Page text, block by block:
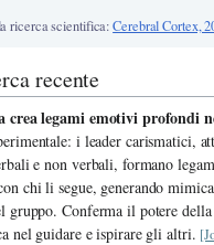
ricerca scientifica:Cerebral Cortex,
recente
crea legami emotivi profondi
i leader carismatici,
e non verbali, formano
chi li segue, generando
gruppo. Conferma il potere della
nel guidare e ispirare gli altri.